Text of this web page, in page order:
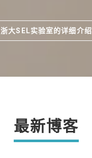
浙大SEL实验室的详细介绍
最新博客
点击了解